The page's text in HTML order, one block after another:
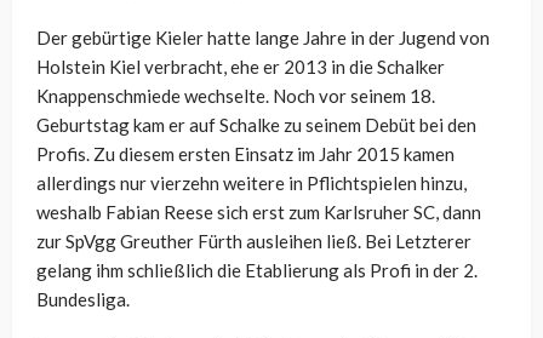
Der gebürtige Kieler hatte lange Jahre in der Jugend von
Holstein Kiel verbracht, ehe er 2013 in die Schalker
Knappenschmiede wechselte. Noch vor seinem 18.
Geburtstag kam er auf Schalke zu seinem Debüt bei den
Profis. Zu diesem ersten Einsatz im Jahr 2015 kamen
allerdings nur vierzehn weitere in Pflichtspielen hinzu,
weshalb Fabian Reese sich erst zum Karlsruher SC, dann
zur SpVgg Greuther Fürth ausleihen ließ. Bei Letzterer
gelang ihm schließlich die Etablierung als Profi in der 2.
Bundesliga.